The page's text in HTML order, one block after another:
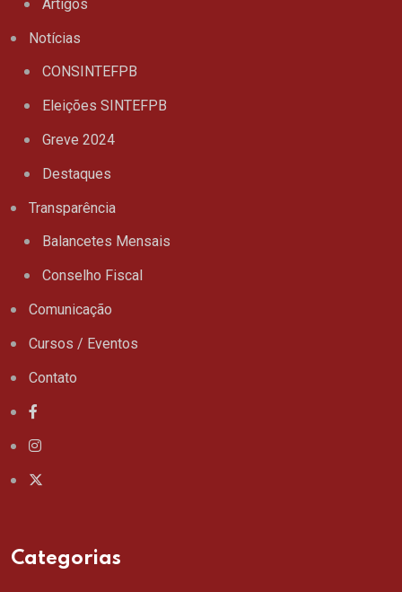
Artigos
Notícias
CONSINTEFPB
Eleições SINTEFPB
Greve 2024
Destaques
Transparência
Balancetes Mensais
Conselho Fiscal
Comunicação
Cursos / Eventos
Contato
Categorias